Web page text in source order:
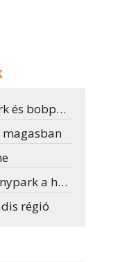
Serfausban
magasban
a hegyen
régió